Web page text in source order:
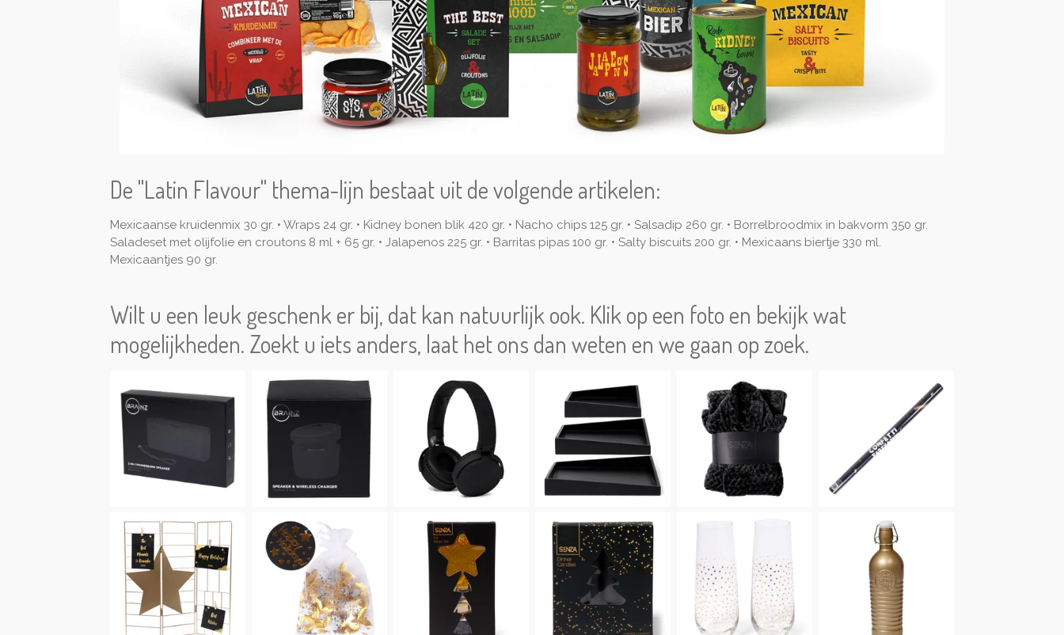
De "Latin Flavour" thema-lijn bestaat uit de volgende artikelen:
Mexicaanse kruidenmix 30 gr. • Wraps 24 gr. • Kidney bonen blik 420 gr. • Nacho chips 125 gr. • Salsadip 260 gr. • Borrelbroodmix in bakvorm 350 gr.
Saladeset met olijfolie en croutons 8 ml + 65 gr. • Jalapenos 225 gr. • Barritas pipas 100 gr. • Salty biscuits 200 gr. • Mexicaans biertje 330 ml.
Mexicaantjes 90 gr.
Wilt u een leuk geschenk er bij, dat kan natuurlijk ook. Klik op een foto en bekijk wat
mogelijkheden. Zoekt u iets anders, laat het ons dan weten en we gaan op zoek.